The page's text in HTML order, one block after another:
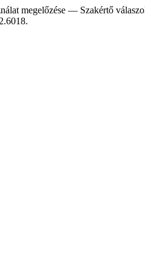
megelőzése — Szakértő